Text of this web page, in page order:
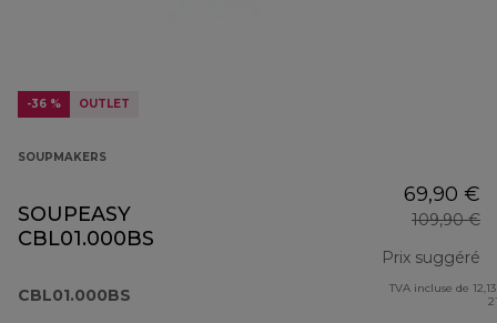
-36 % OUTLET
SOUPMAKERS
SOUPEASY
CBL01.000BS
CBL01.000BS
69,90 €
109,90 €
Prix suggéré
TVA incluse de